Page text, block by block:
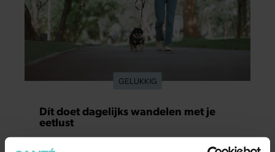
GELUKKIG
Dít doet dagelijks wandelen met je
eetlust
De een komt na een wandeling thuis en duikt